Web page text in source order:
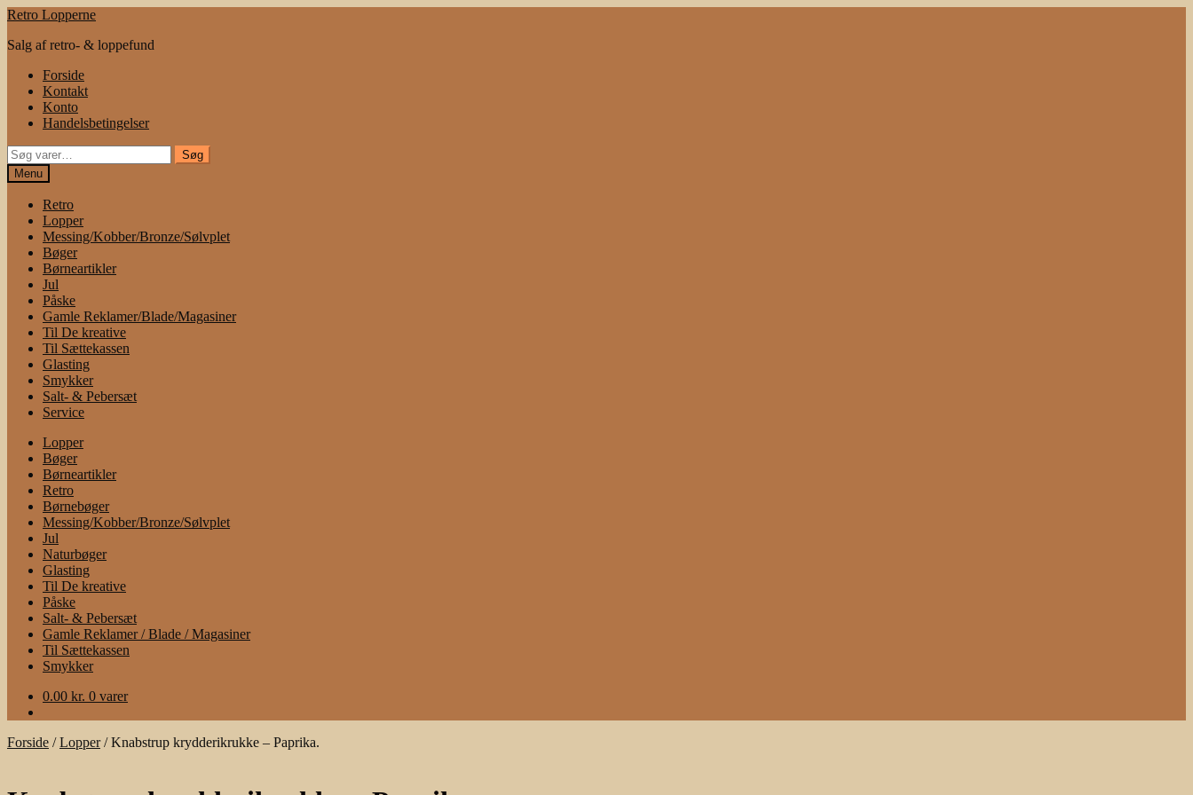
Spring
navigation
Spring
indhold
Retro Lopperne
Salg af retro- & loppefund
Forside
Kontakt
Konto
Handelsbetingelser
Søg
efter:
Søg
Menu
Retro
Lopper
Messing/Kobber/Bronze/Sølvplet
Bøger
Børneartikler
Jul
Påske
Gamle Reklamer/Blade/Magasiner
Til De kreative
Til Sættekassen
Glasting
Smykker
Salt- & Pebersæt
Service
Lopper
Bøger
Børneartikler
Retro
Børnebøger
Messing/Kobber/Bronze/Sølvplet
Jul
Naturbøger
Glasting
Til De kreative
Påske
Salt- & Pebersæt
Gamle Reklamer / Blade / Magasiner
Til Sættekassen
Smykker
0.00 kr. 0 varer
Forside /Lopper/Knabstrup krydderikrukke – Paprika.